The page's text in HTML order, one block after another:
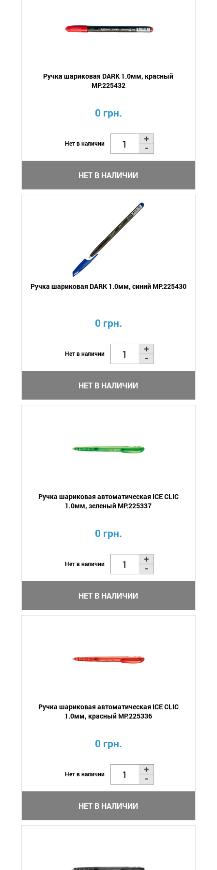
Ручка шариковая DARK 1.0мм, красный
MP.225432
0 грн.
Нет в наличии
НЕТ В НАЛИЧИИ
Ручка шариковая DARK 1.0мм, синий MP.225430
0 грн.
Нет в наличии
НЕТ В НАЛИЧИИ
Ручка шариковая автоматическая ICE CLIC
1.0мм, зеленый MP.225337
0 грн.
Нет в наличии
НЕТ В НАЛИЧИИ
Ручка шариковая автоматическая ICE CLIC
1.0мм, красный MP.225336
0 грн.
Нет в наличии
НЕТ В НАЛИЧИИ